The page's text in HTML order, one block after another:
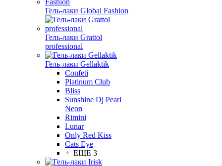
Гель-лаки Global Fashion
Гель-лаки Grattol
professional
Гель-лаки Gellaktik
Confeti
Platinum Club
Bliss
Sunshine Dj Pearl
Neon
Rimini
Lunar
Only Red Kiss
Cats Eye
+ ЕЩЕ 3